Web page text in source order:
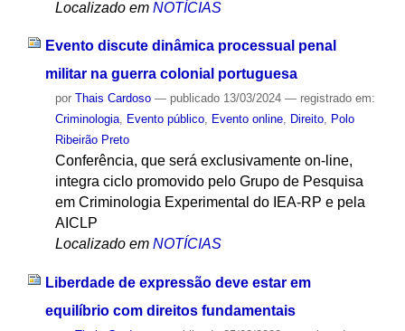
Localizado em NOTÍCIAS
Evento discute dinâmica processual penal
militar na guerra colonial portuguesa
por Thais Cardoso — publicado13/03/2024 — registrado em:
Criminologia, Evento público, Evento online, Direito, Polo
Ribeirão Preto
Conferência, que será exclusivamente on-line,
integra ciclo promovido pelo Grupo de Pesquisa
em Criminologia Experimental do IEA-RP e pela
AICLP
Localizado em NOTÍCIAS
Liberdade de expressão deve estar em
equilíbrio com direitos fundamentais